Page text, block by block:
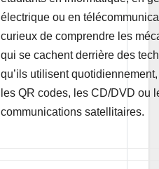
électrique ou en
curieux de comprendre les
qui se cachent derrière des
qu’ils utilisent
les QR codes, les CD/DVD ou
communications satellitaires.